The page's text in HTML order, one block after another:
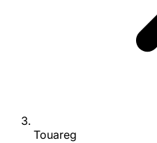
Touareg